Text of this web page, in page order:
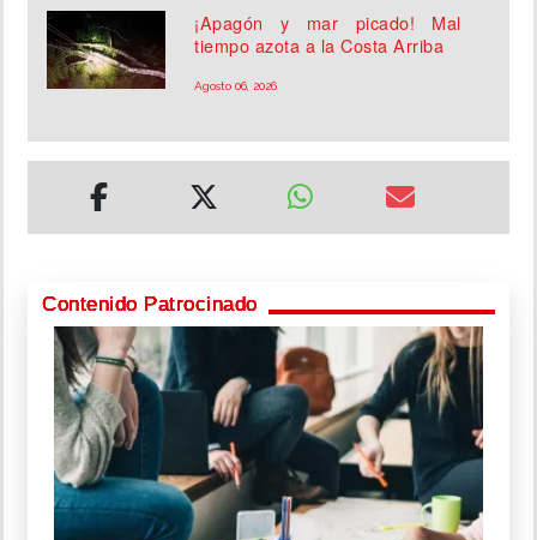
¡Apagón y mar picado! Mal
tiempo azota a la Costa Arriba
Agosto 06, 2026
Contenido Patrocinado